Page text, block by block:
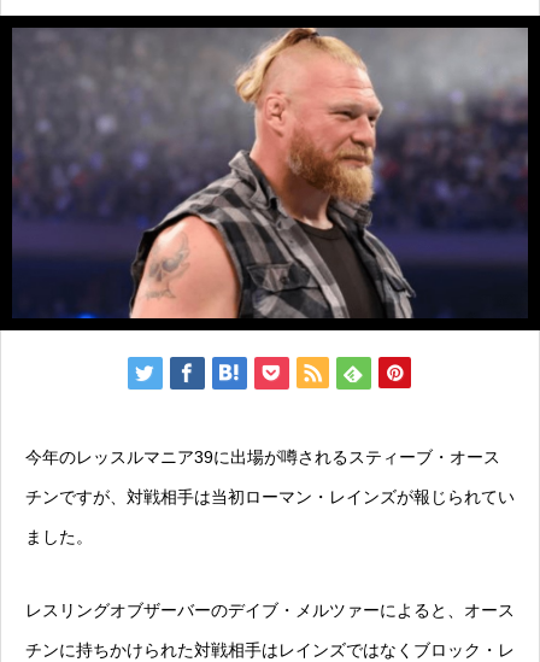
今年のレッスルマニア39に出場が噂されるスティーブ・オース
チンですが、対戦相手は当初ローマン・レインズが報じられてい
ました。
レスリングオブザーバーのデイブ・メルツァーによると、オース
チンに持ちかけられた対戦相手はレインズではなくブロック・レ